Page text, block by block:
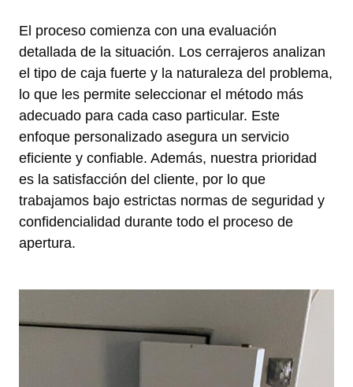
El proceso comienza con una evaluación
detallada de la situación. Los cerrajeros analizan
el tipo de caja fuerte y la naturaleza del problema,
lo que les permite seleccionar el método más
adecuado para cada caso particular. Este
enfoque personalizado asegura un servicio
eficiente y confiable. Además, nuestra prioridad
es la satisfacción del cliente, por lo que
trabajamos bajo estrictas normas de seguridad y
confidencialidad durante todo el proceso de
apertura.